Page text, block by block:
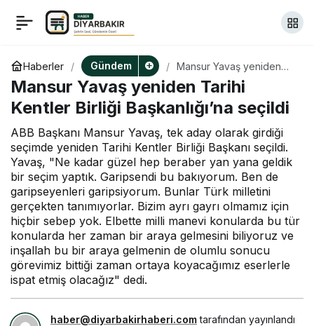
Haberler Gündem
Mansur Yavaş yeniden
Tarihi Kentler Birliği
Başkanlığı’na seçildi
Mansur Yavaş yeniden Tarihi
Kentler Birliği Başkanlığı’na seçildi
ABB Başkanı Mansur Yavaş, tek aday olarak girdiği
seçimde yeniden Tarihi Kentler Birliği Başkanı seçildi.
Yavaş, "Ne kadar güzel hep beraber yan yana geldik
bir seçim yaptık. Garipsendi bu bakıyorum. Ben de
garipseyenleri garipsiyorum. Bunlar Türk milletini
gerçekten tanımıyorlar. Bizim ayrı gayrı olmamız için
hiçbir sebep yok. Elbette milli manevi konularda bu tür
konularda her zaman bir araya gelmesini biliyoruz ve
inşallah bu bir araya gelmenin de olumlu sonucu
görevimiz bittiği zaman ortaya koyacağımız eserlerle
ispat etmiş olacağız" dedi.
haber@diyarbakirhaberi.comtarafından yayınlandı
HAK-İŞ Genel Başkanı
Arslan: Hiçbir fırtına
insanlık vicdanının
yolculuğunu
durduramaz
Paylaş